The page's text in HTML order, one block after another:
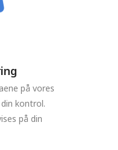
på vores
kontrol.
på din